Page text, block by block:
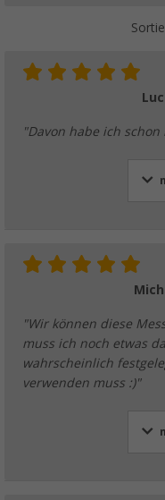
"Davon habe ich
"Wir können diese
muss ich noch etwas
wahrscheinlich
verwenden muss :)"